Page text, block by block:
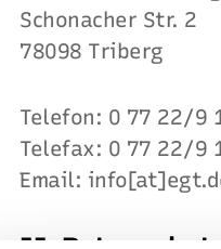
Schonacher Str. 2
78098 Triberg
Telefon: 0 77 22/9
Telefax: 0 77 22/9
Email: